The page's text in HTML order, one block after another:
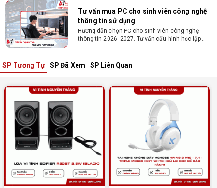
Tư vấn mua PC cho sinh viên công nghệ
thông tin sử dụng
Hướng dẫn chọn PC cho sinh viên công nghệ
thông tin 2026 -2027. Tư vấn cấu hình học lập
Sinh viên nên mua laptop hay PC ?
khoăn của nhiều tân sinh viên khi chọn máy học
tập. Xem ngay phân tích để chọn thiết bị chuẩn
Laptop Sinh Viên 15–20 Triệu 2026: Cấu
Tìm laptop sinh viên 15–20 triệu phù hợp ngành
học năm 2026? Khám phá cách chọn cấu hình,
RAM, SSD, màn hình và khả năng nâng cấp hợp lý.
Tổng hợp 7 laptop sinh viên dưới 15 triệu
nên mua
SP Tương Tự SP Đã Xem SP Liên Quan